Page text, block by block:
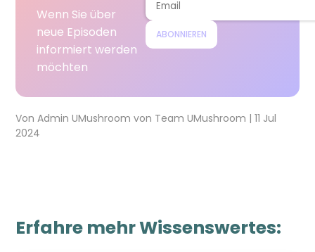
Wenn Sie über
neue Episoden
informiert werden
möchten
ABONNIEREN
VonAdmin UMushroomvon Team UMushroom |11 Jul
2024
Erfahre mehr Wissenswertes: